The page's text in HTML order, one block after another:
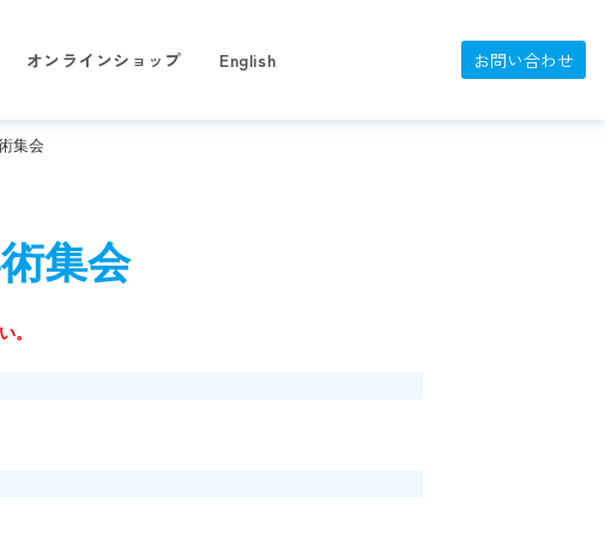
オンラインショップ English お問い合わせ
集会
集会
。